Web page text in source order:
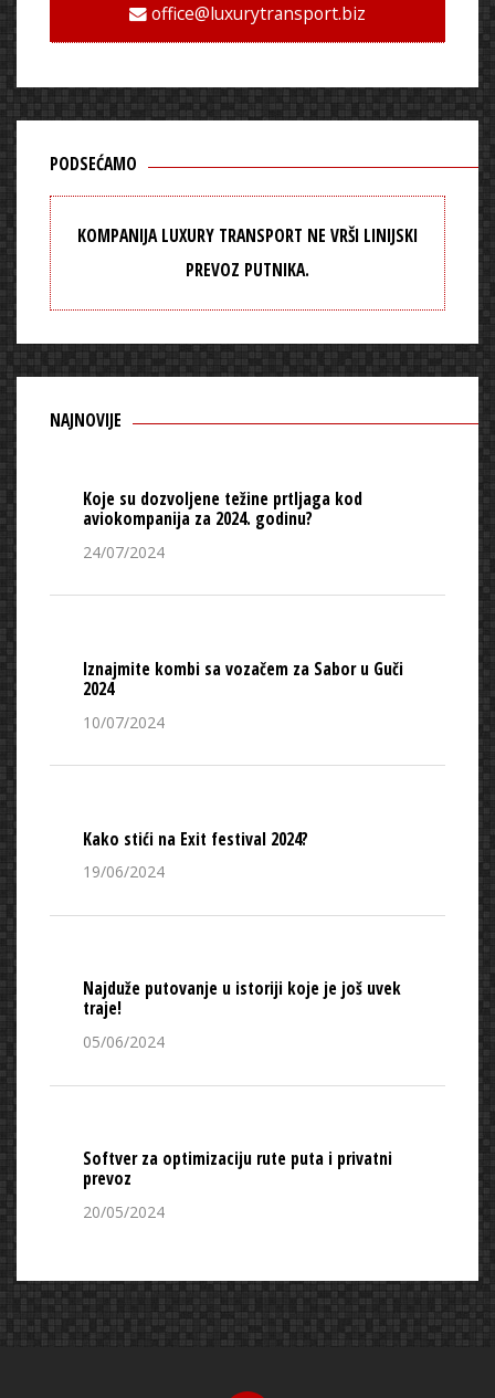
office@luxurytransport.biz
PODSEĆAMO
KOMPANIJA LUXURY TRANSPORT NE VRŠI LINIJSKI
PREVOZ PUTNIKA.
NAJNOVIJE
Koje su dozvoljene težine prtljaga kod
aviokompanija za 2024. godinu?
24/07/2024
Iznajmite kombi sa vozačem za Sabor u Guči
2024
10/07/2024
Kako stići na Exit festival 2024?
19/06/2024
Najduže putovanje u istoriji koje je još uvek
traje!
05/06/2024
Softver za optimizaciju rute puta i privatni
prevoz
20/05/2024